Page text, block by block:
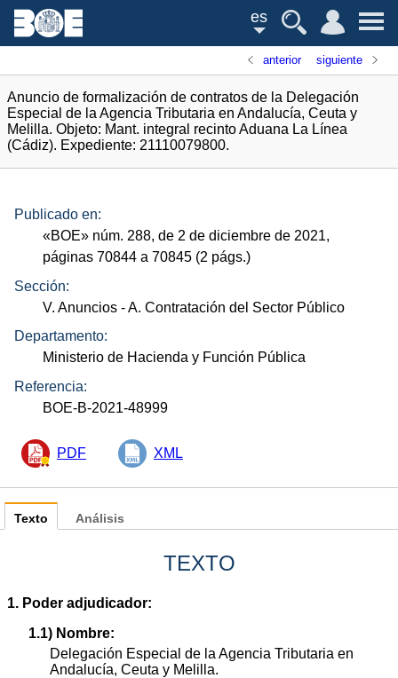
es
anterior siguiente
Anuncio de formalización de contratos de la Delegación
Especial de la Agencia Tributaria en Andalucía, Ceuta y
Melilla. Objeto: Mant. integral recinto Aduana La Línea
(Cádiz). Expediente: 21110079800.
Publicado en:
«BOE» núm. 288, de 2 de diciembre de 2021,
páginas 70844 a 70845 (2 págs.)
Sección:
V. Anuncios - A. Contratación del Sector Público
Departamento:
Ministerio de Hacienda y Función Pública
Referencia:
BOE-B-2021-48999
PDF XML
Texto
TEXTO
1. Poder adjudicador:
1.1) Nombre:
Delegación Especial de la Agencia Tributaria en
Andalucía, Ceuta y Melilla.
Análisis